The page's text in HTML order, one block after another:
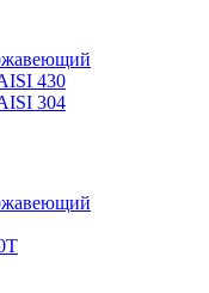
430
304